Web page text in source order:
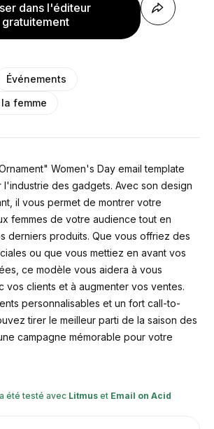
dans l'éditeur
gratuitement
Événements
femme
Women's Day email template
l'industrie des gadgets. Avec son design
il vous permet de montrer votre
femmes de votre audience tout en
derniers produits. Que vous offriez des
ou que vous mettiez en avant vos
ce modèle vous aidera à vous
vos clients et à augmenter vos ventes.
personnalisables et un fort call-to-
tirer le meilleur parti de la saison des
campagne mémorable pour votre
été testé avec Litmuset Email on Acid